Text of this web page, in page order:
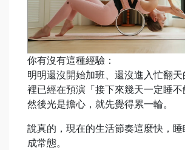
你有沒有這種經驗：
明明還沒開始加班、還沒進入忙翻
裡已經在預演「接下來幾天一定睡不
然後光是擔心，就先覺得累一輪。
說真的，現在的生活節奏這麼快，
成常態。